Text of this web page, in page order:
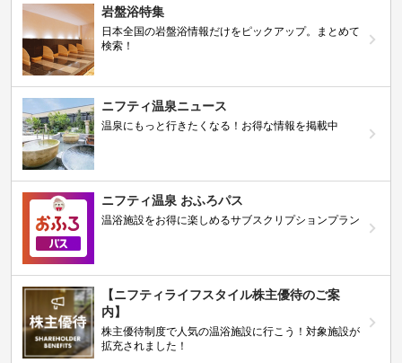
岩盤浴特集
日本全国の岩盤浴情報だけをピックアップ。まとめて
検索！
ニフティ温泉ニュース
温泉にもっと行きたくなる！お得な情報を掲載中
ニフティ温泉 おふろパス
温浴施設をお得に楽しめるサブスクリプションプラン
【ニフティライフスタイル株主優待のご案
内】
株主優待制度で人気の温浴施設に行こう！対象施設が
拡充されました！